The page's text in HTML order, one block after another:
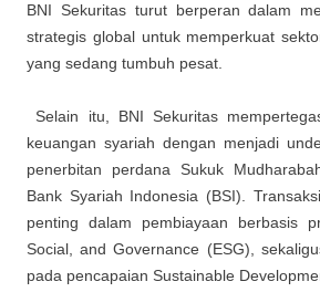
BNI Sekuritas turut berperan dalam
strategis global untuk memperkuat
yang sedang tumbuh pesat.
Selain itu, BNI Sekuritas
keuangan syariah dengan menjadi
penerbitan perdana Sukuk
Bank Syariah Indonesia (BSI).
penting dalam pembiayaan berbasis
Social, and Governance (ESG),
pada pencapaian Sustainable